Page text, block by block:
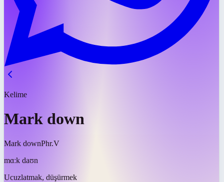
Kelime
Mark down
Mark downPhr.V
mɑːk daʊn
Ucuzlatmak, düşürmek